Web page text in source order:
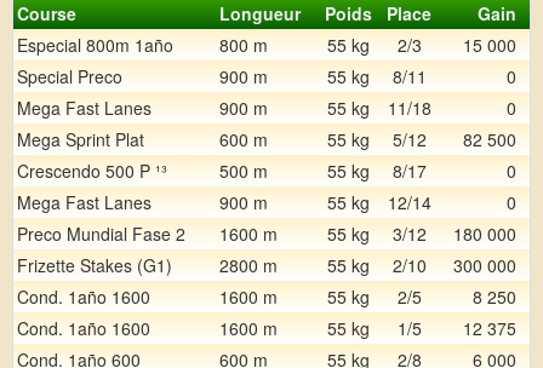
Course Longueur Poids Place
Gain
Especial 800m 1año
800 m 55 kg 2/3 15 000
Special Preco
900 m 55 kg 8/11 0
Mega Fast Lanes
900 m 55 kg 11/18 0
Mega Sprint Plat
600 m 55 kg 5/12 82 500
Crescendo 500 P ¹³
500 m 55 kg 8/17 0
Mega Fast Lanes
900 m 55 kg 12/14 0
Preco Mundial Fase 2
1600 m 55 kg 3/12 180 000
Frizette Stakes (G1)
2800 m 55 kg 2/10 300 000
Cond. 1año 1600
1600 m 55 kg 2/5 8 250
Cond. 1año 1600
1600 m 55 kg 1/5 12 375
Cond. 1año 600
600 m 55 kg 2/8 6 000